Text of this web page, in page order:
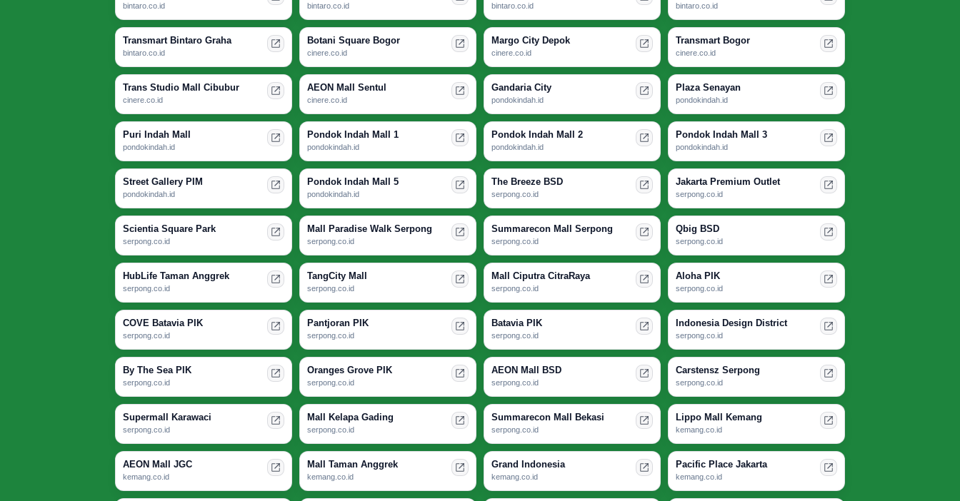
bintaro.co.id bintaro.co.id bintaro.co.id bintaro.co.id
Transmart Bintaro Graha
bintaro.co.id
Botani Square Bogor
cinere.co.id
Margo City Depok
cinere.co.id
Transmart Bogor
cinere.co.id
Trans Studio Mall Cibubur
cinere.co.id
AEON Mall Sentul
cinere.co.id
Gandaria City
pondokindah.id
Plaza Senayan
pondokindah.id
Puri Indah Mall
pondokindah.id
Pondok Indah Mall 1
pondokindah.id
Pondok Indah Mall 2
pondokindah.id
Pondok Indah Mall 3
pondokindah.id
Street Gallery PIM
pondokindah.id
Pondok Indah Mall 5
pondokindah.id
The Breeze BSD
serpong.co.id
Jakarta Premium Outlet
serpong.co.id
Scientia Square Park
serpong.co.id
Mall Paradise Walk Serpong
serpong.co.id
Summarecon Mall Serpong
serpong.co.id
Qbig BSD
serpong.co.id
HubLife Taman Anggrek
serpong.co.id
TangCity Mall
serpong.co.id
Mall Ciputra CitraRaya
serpong.co.id
Aloha PIK
serpong.co.id
COVE Batavia PIK
serpong.co.id
Pantjoran PIK
serpong.co.id
Batavia PIK
serpong.co.id
Indonesia Design District
serpong.co.id
By The Sea PIK
serpong.co.id
Oranges Grove PIK
serpong.co.id
AEON Mall BSD
serpong.co.id
Carstensz Serpong
serpong.co.id
Supermall Karawaci
serpong.co.id
Mall Kelapa Gading
serpong.co.id
Summarecon Mall Bekasi
serpong.co.id
Lippo Mall Kemang
kemang.co.id
AEON Mall JGC
kemang.co.id
Mall Taman Anggrek
kemang.co.id
Grand Indonesia
kemang.co.id
Pacific Place Jakarta
kemang.co.id